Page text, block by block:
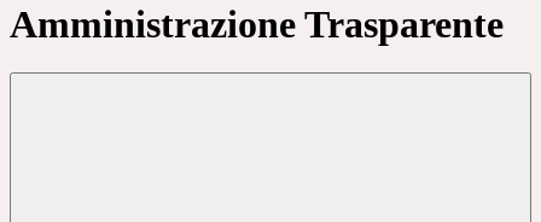
Amministrazione Trasparente